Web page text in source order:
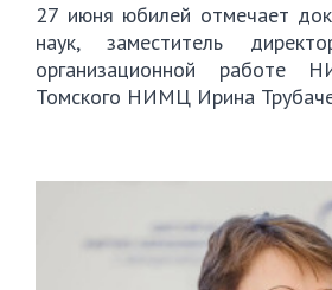
27 июня юбилей отмечает
наук, заместитель
организационной работе
Томского НИМЦ Ирина